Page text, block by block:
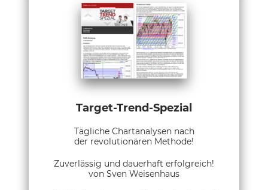
Target-Trend-Spezial
Tägliche Chartanalysen nach
der revolutionären Methode!
Zuverlässig und dauerhaft erfolgreich!
von Sven Weisenhaus